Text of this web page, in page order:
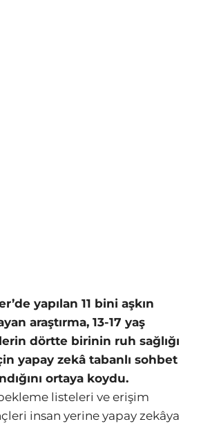
yapılan 11 bini aşkın
araştırma, 13-17 yaş
dörtte birinin ruh sağlığı
yapay zekâ tabanlı sohbet
ortaya koydu.
listeleri ve erişim
insan yerine yapay zekâya